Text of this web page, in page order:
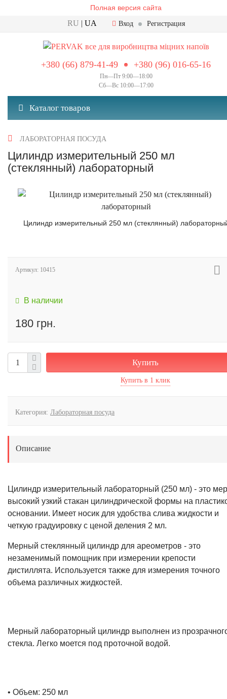
Полная версия сайта
RU | UA Вход Регистрация
+380 (66) 879-41-49 +380 (96) 016-65-16
Пн—Пт 9:00—18:00
Сб—Вс 10:00—17:00
Каталог товаров
ЛАБОРАТОРНАЯ ПОСУДА
Цилиндр измерительный 250 мл
(стеклянный) лабораторный
Цилиндр измерительный 250 мл (стеклянный)
Артикул: 10415
В наличии
180 грн.
Купить
Категория: Лабораторная посуда
Описание
Цилиндр измерительный лабораторный (250 мл) - это
высокий узкий стакан цилиндрической формы на
основании. Имеет носик для удобства слива жидкости и
четкую градуировку с ценой деления 2 мл.
Мерный стеклянный цилиндр для ареометров - это
незаменимый помощник при измерении крепости
дистиллята. Используется также для измерения точного
объема различных жидкостей.
Мерный лабораторный цилиндр выполнен из
стекла. Легко моется под проточной водой.
• Объем: 250 мл